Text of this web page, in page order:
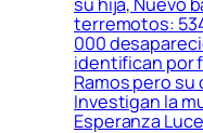
terremotos:
000
identifican por
Ramos pero
Investigan la
Esperanza